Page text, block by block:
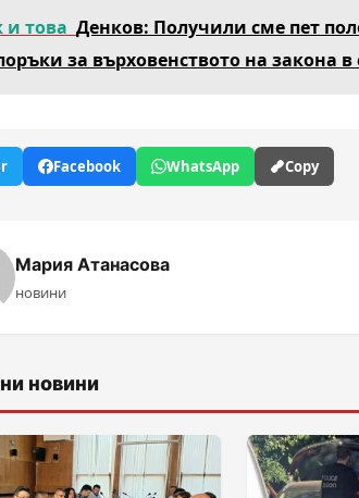
това Денков: Получили сме пет
за върховенството на закона в
Facebook WhatsApp Copy
Мария Атанасова
новини
новини